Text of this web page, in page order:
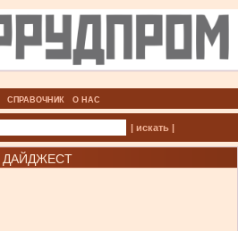
СПРАВОЧНИК О НАС
| искать |
ДАЙДЖЕСТ